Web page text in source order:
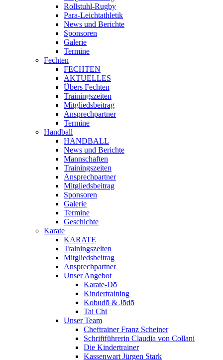
Rollstuhl-Rugby
Para-Leichtathletik
News und Berichte
Sponsoren
Galerie
Termine
Fechten
FECHTEN
AKTUELLES
Übers Fechten
Trainingszeiten
Mitgliedsbeitrag
Ansprechpartner
Termine
Handball
HANDBALL
News und Berichte
Mannschaften
Trainingszeiten
Ansprechpartner
Mitgliedsbeitrag
Sponsoren
Galerie
Termine
Geschichte
Karate
KARATE
Trainingszeiten
Mitgliedsbeitrag
Ansprechpartner
Unser Angebot
Karate-Dō
Kindertraining
Kobudō & Jōdō
Tai Chi
Unser Team
Cheftrainer Franz Scheiner
Schriftführerin Claudia von Collani
Die Kindertrainer
Kassenwart Jürgen Stark